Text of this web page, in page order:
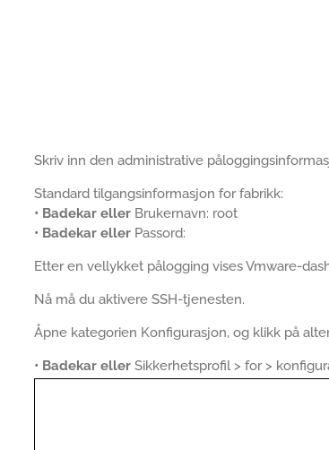
Skriv inn den administrative
Standard tilgangsinformasjon for fabrikk:
• Badekar eller Brukernavn: root
• Badekar eller Passord:
Etter en vellykket pålogging vises Vmware-
Nå må du aktivere SSH-tjenesten.
Åpne kategorien Konfigurasjon, og klikk på
• Badekar eller Sikkerhetsprofil > for >